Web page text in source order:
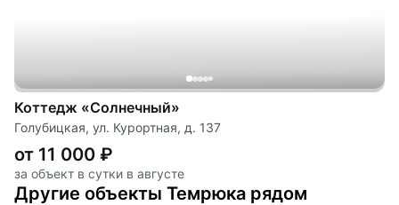
Коттедж «Солнечный»
Голубицкая, ул. Курортная, д. 137
от 11 000 ₽
за объект в сутки в августе
Другие объекты Темрюка рядом